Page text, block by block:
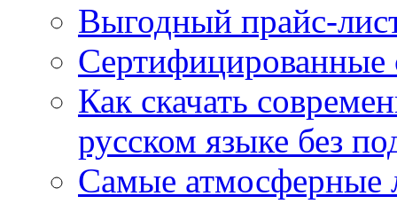
Выгодный прайс-
Как скачать
русском языке без
Самые атмосферные